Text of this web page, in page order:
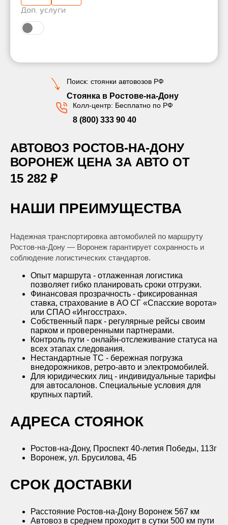
Доп. услуги
Поиск: стоянки автовозов РФ
Стоянка в Ростове-на-Дону
Колл-центр: Бесплатно по РФ
8 (800) 333 90 40
АВТОВОЗ РОСТОВ-НА-ДОНУ
ВОРОНЕЖ ЦЕНА ЗА АВТО ОТ
15 282 ₽
НАШИ ПРЕИМУЩЕСТВА
Надежная транспортировка автомобилей по маршруту
Ростов-на-Дону — Воронеж гарантирует сохранность и
соблюдение логистических стандартов.
Опыт маршрута - отлаженная логистика
позволяет гибко планировать сроки отгрузки.
Финансовая прозрачность - фиксированная
ставка, страхование в АО СГ «Спасские ворота»
или СПАО «Ингосстрах».
Собственный парк - регулярные рейсы своим
парком и проверенными партнерами.
Контроль пути - онлайн-отслеживание статуса на
всех этапах следования.
Нестандартные ТС - бережная погрузка
внедорожников, ретро-авто и электромобилей.
Для юридических лиц - индивидуальные тарифы
для автосалонов. Специальные условия для
крупных партий.
АДРЕСА СТОЯНОК
Ростов-на-Дону, Проспект 40-летия Победы, 113г
Воронеж, ул. Брусилова, 4Б
CРОК ДОСТАВКИ
Расстояние Ростов-на-Дону Воронеж 567 км
Автовоз в среднем проходит в сутки 500 км пути